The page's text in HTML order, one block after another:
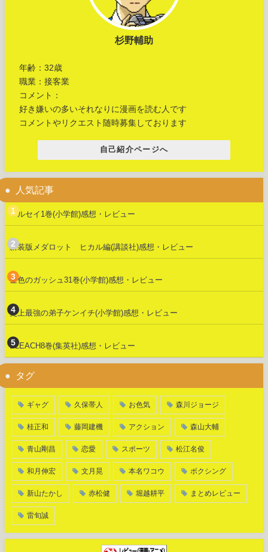
杉野輔助
年齢：32歳
職業：接客業
コメント：
好き嫌いの多いそれなりに漫画を読む人です
コメントやリクエスト随時募集しております
自己紹介ページへ
人気記事
マルセイ1巻(小学館)感想・レビュー
新装版メダロット ヒカル編(講談社)感想・レビュー
金色のガッシュ31巻(小学館)感想・レビュー
史上最強の弟子ケンイチ(小学館)感想・レビュー
BLEACH8巻(集英社)感想・レビュー
タグ
ギャグ 久保帯人 お色気 森川ジョージ
桂正和 藤岡建機 アクション 森山大輔
青山剛昌 恋愛 スポーツ 松江名俊
和月伸宏 文月晃 本名ワコウ ボクシング
新山たかし 赤松健 堀越耕平 まとめレビュー
雷旬誠